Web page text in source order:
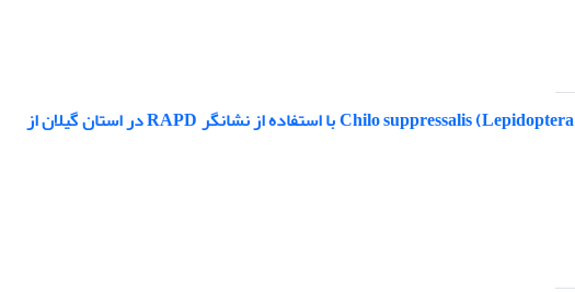
بررسی تفاوت‌های ژنتیکی جمعیت‌های کرم ساقه‌خوار نواری برنج Chilo suppressalis (Lepidoptera: Pyralidae) با استفاده از نشانگر RAPD در استان گیلان از